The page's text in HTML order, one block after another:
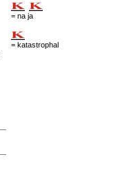
= na ja
= katastrophal